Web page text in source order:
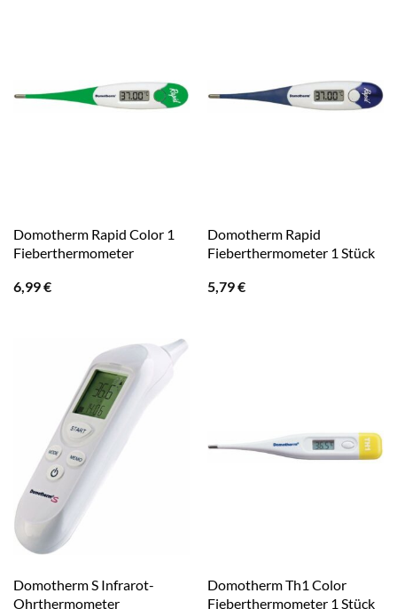
Domotherm Rapid Color 1
Fieberthermometer
6,99€
Domotherm Rapid
Fieberthermometer 1 Stück
5,79€
Domotherm S Infrarot-
Ohrthermometer
Domotherm Th1 Color
Fieberthermometer 1 Stück